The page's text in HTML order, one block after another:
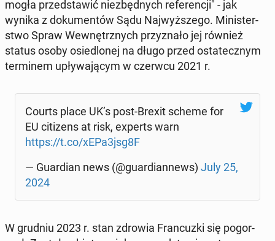
mogła przed­sta­wić nie­zbęd­nych re­fe­ren­cji" - jak
wynika z do­ku­men­tów Sądu Naj­wyż­sze­go. Mi­ni­ster­
stwo Spraw We­wnętrz­nych przy­zna­ło jej również
status osoby osie­dlo­nej na długo przed osta­tecz­nym
ter­mi­nem upły­wa­ją­cym w czerwcu 2021 r.
Courts place UK’s post-Brexit scheme for
EU ci­ti­zens at risk, experts warn
https://t.co/xEPa3jsg8F
— Gu­ar­dian news (@gu­ar­dian­news) July 25,
2024
W grudniu 2023 r. stan zdrowia Fran­cuz­ki się po­gor­